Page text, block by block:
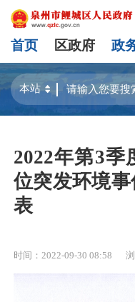
首页 区政府 政
2022年第3季
位突发环境
表
时间：2022-09-30 08:58